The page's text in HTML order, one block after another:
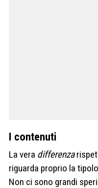
I contenuti
La vera differenza
riguarda proprio la
Non ci sono grandi